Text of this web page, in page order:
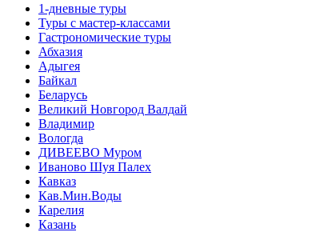
1-дневные туры
Туры с мастер-классами
Гастрономические туры
Абхазия
Адыгея
Байкал
Беларусь
Великий Новгород Валдай
Владимир
Вологда
ДИВЕЕВО Муром
Иваново Шуя Палех
Кавказ
Кав.Мин.Воды
Карелия
Казань